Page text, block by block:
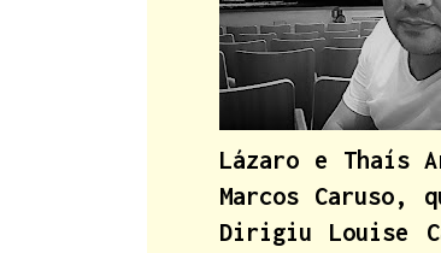
Lázaro e Thaís
Marcos Caruso,
Dirigiu Louise